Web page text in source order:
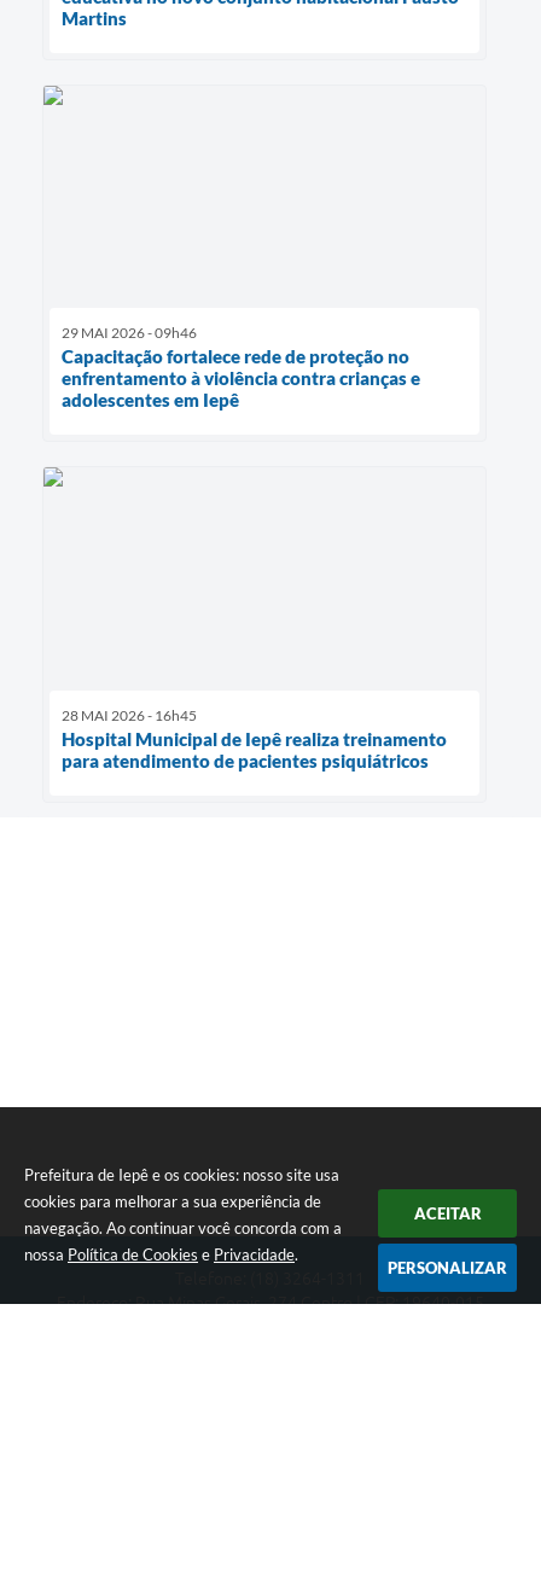
Prefeitura de Iepê e os cookies: nosso site usa
cookies para melhorar a sua experiência de
navegação. Ao continuar você concorda com a
nossa Política de Cookies e Privacidade.
ACEITAR
PERSONALIZAR
Martins
29 MAI 2026 - 09h46
Capacitação fortalece rede de proteção no
enfrentamento à violência contra crianças e
adolescentes em Iepê
28 MAI 2026 - 16h45
Hospital Municipal de Iepê realiza treinamento
para atendimento de pacientes psiquiátricos
Endereço: Rua Minas Gerais, 274 Centro | CEP: 19640-015